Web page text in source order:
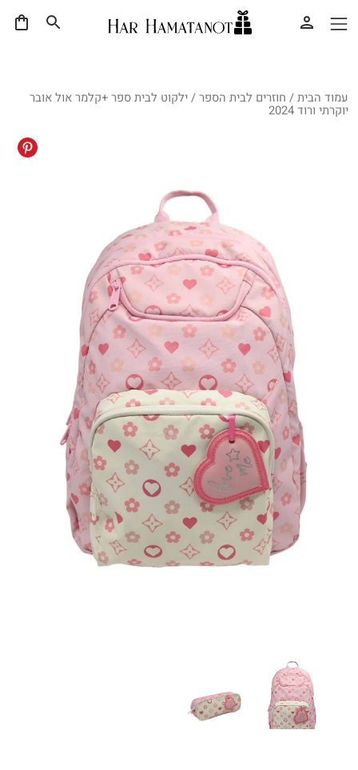
עמוד הבית/ חוזרים לבית הספר/ ילקוט לבית ספר +קלמר אול אובר
יוקרתי ורוד 2024